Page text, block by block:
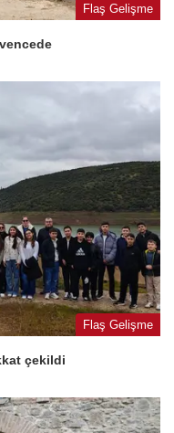
Flaş Gelişme
Flaş Gelişme
çekildi